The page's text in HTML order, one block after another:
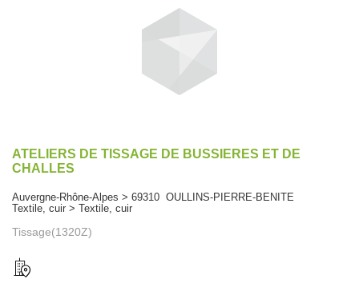
ATELIERS DE TISSAGE DE BUSSIERES ET DE
CHALLES
Auvergne-Rhône-Alpes > 69310 OULLINS-PIERRE-BENITE
Textile, cuir > Textile, cuir
Tissage(1320Z)